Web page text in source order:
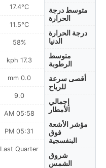
متوسط درجة
الحرارة
درجة الحرارة
الدنيا
متوسط
الرطوبة
أقصى سرعة
للرياح
إجمالي
الأمطار
مؤشر الأشعة
فوق
البنفسجية
شروق
الشمس
17.4°C
11.5°C
58%
17.3 kph
0.0 mm
9.0
05:58 AM
05:31 PM
Last Quarter